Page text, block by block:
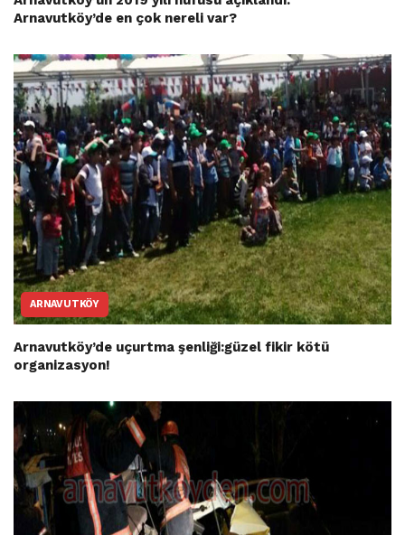
Arnavutköy’de en çok nereli var?
ARNAVUTKÖY
Arnavutköy’de uçurtma şenliği:güzel fikir kötü
organizasyon!